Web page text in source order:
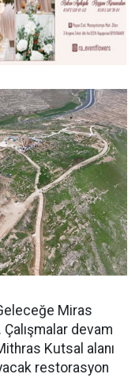
Miras
Çalışmalar devam
Kutsal alanı
restorasyon